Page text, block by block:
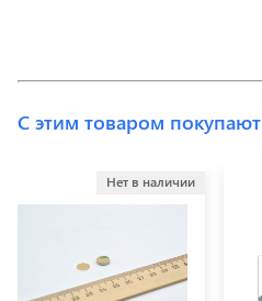
С этим товаром покупают
Нет в наличии